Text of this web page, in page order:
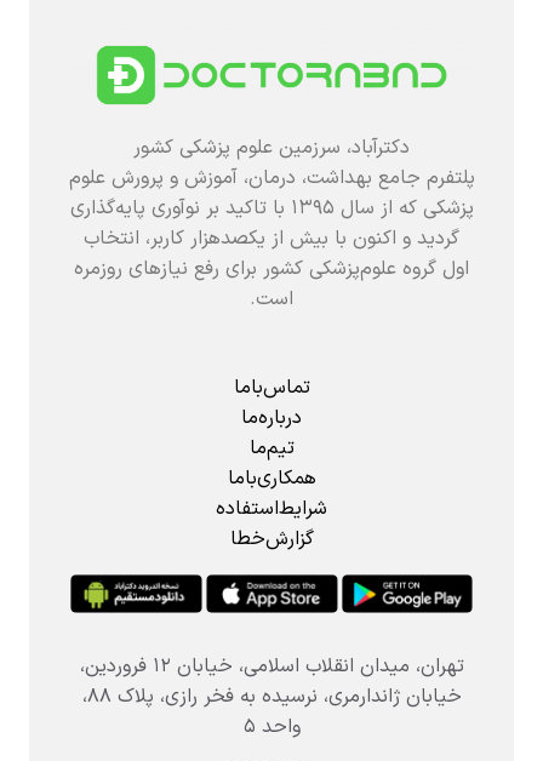
دکترآباد، سرزمین علوم پزشکی کشور
پلتفرم جامع بهداشت، درمان، آموزش و پرورش علوم
پزشکی که از سال ۱۳۹۵ با تاکید بر نوآوری پایه‌گذاری
گردید و اکنون با بیش از یکصدهزار کاربر، انتخاب
اول گروه علوم‌پزشکی کشور برای رفع نیازهای روزمره
است.
تماس‌باما
درباره‌ما
تیم‌ما
همکاری‌باما
شرایط‌استفاده
گزارش‌خطا
تهران، میدان انقلاب اسلامی، خیابان ۱۲ فروردین،
خیابان ژاندارمری، نرسیده به فخر رازی، پلاک ۸۸،
واحد ۵